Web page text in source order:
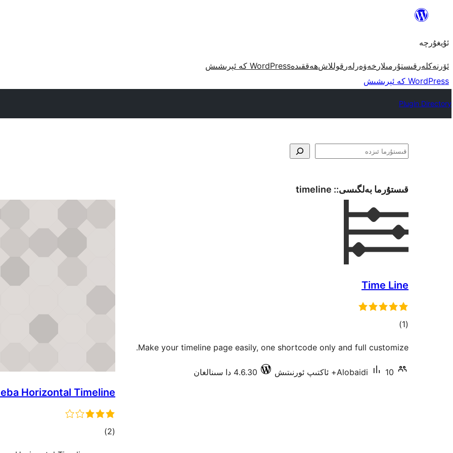
مەزمۇنغا
ئۇيغۇرچە
ئۆرنەكلەر قىستۇرمىلار خەۋەرلەر قوللاشھەققىدەWordPress كە ئېرىشىش
WordPress كە ئېرىشىش
Plugin Directory
ئىزدە
قىستۇرما بەلگىسى:: timeline
Time Line
(1 ئومۇمىي)
Make your timeline page easily, one shortcode only and full customize.
Alobaidi 10+ ئاكتىپ ئورنىتىش 4.6.30 دا سىنالغان
Horizontal Timeline
(2 ئومۇمىي)